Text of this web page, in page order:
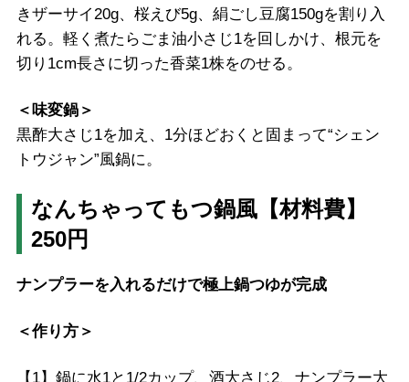
きザーサイ20g、桜えび5g、絹ごし豆腐150gを割り入
れる。軽く煮たらごま油小さじ1を回しかけ、根元を
切り1cm長さに切った香菜1株をのせる。
＜味変鍋＞
黒酢大さじ1を加え、1分ほどおくと固まって“シェン
トウジャン”風鍋に。
なんちゃってもつ鍋風【材料費】
250円
ナンプラーを入れるだけで極上鍋つゆが完成
＜作り方＞
【1】鍋に水1と1/2カップ、酒大さじ2、ナンプラー大